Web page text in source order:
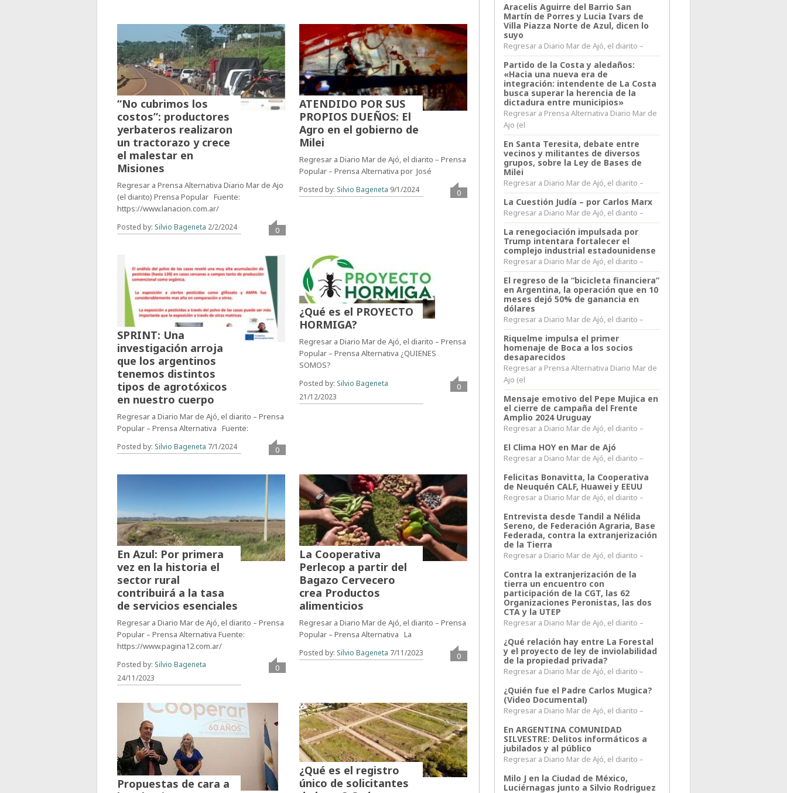
“No cubrimos los
costos”: productores
yerbateros realizaron
un tractorazo y crece
el malestar en
Misiones
Regresar a Prensa Alternativa Diario Mar de Ajo
(el diarito) Prensa Popular Fuente:
https://www.lanacion.com.ar/
Posted by: Silvio Bageneta 2/2/2024 0
ATENDIDO POR SUS
PROPIOS DUEÑOS: El
Agro en el gobierno de
Milei
Regresar a Diario Mar de Ajó, el diarito – Prensa
Popular – Prensa Alternativa por José
Posted by: Silvio Bageneta 9/1/2024 0
SPRINT: Una
investigación arroja
que los argentinos
tenemos distintos
tipos de agrotóxicos
en nuestro cuerpo
Regresar a Diario Mar de Ajó, el diarito – Prensa
Popular – Prensa Alternativa Fuente:
Posted by: Silvio Bageneta 7/1/2024 0
¿Qué es el PROYECTO
HORMIGA?
Regresar a Diario Mar de Ajó, el diarito – Prensa
Popular – Prensa Alternativa ¿QUIENES
SOMOS?
Posted by: Silvio Bageneta
21/12/2023
0
En Azul: Por primera
vez en la historia el
sector rural
contribuirá a la tasa
de servicios esenciales
Regresar a Diario Mar de Ajó, el diarito – Prensa
Popular – Prensa Alternativa Fuente:
https://www.pagina12.com.ar/
Posted by: Silvio Bageneta
24/11/2023
0
La Cooperativa
Perlecop a partir del
Bagazo Cervecero
crea Productos
alimenticios
Regresar a Diario Mar de Ajó, el diarito – Prensa
Popular – Prensa Alternativa La
Posted by: Silvio Bageneta 7/11/2023 0
Propuestas de cara a
¿Qué es el registro
único de solicitantes
Aracelis Aguirre del Barrio San
Martín de Porres y Lucia Ivars de
Villa Piazza Norte de Azul, dicen lo
suyo
Regresar a Diario Mar de Ajó, el diarito –
Partido de la Costa y aledaños:
«Hacia una nueva era de
integración: intendente de La Costa
busca superar la herencia de la
dictadura entre municipios»
Regresar a Prensa Alternativa Diario Mar de
Ajo (el
En Santa Teresita, debate entre
vecinos y militantes de diversos
grupos, sobre la Ley de Bases de
Milei
Regresar a Diario Mar de Ajó, el diarito –
La Cuestión Judía – por Carlos Marx
Regresar a Diario Mar de Ajó, el diarito –
La renegociación impulsada por
Trump intentara fortalecer el
complejo industrial estadounidense
Regresar a Diario Mar de Ajó, el diarito –
El regreso de la “bicicleta financiera”
en Argentina, la operación que en 10
meses dejó 50% de ganancia en
dólares
Regresar a Diario Mar de Ajó, el diarito –
Riquelme impulsa el primer
homenaje de Boca a los socios
desaparecidos
Regresar a Prensa Alternativa Diario Mar de
Ajo (el
Mensaje emotivo del Pepe Mujica en
el cierre de campaña del Frente
Amplio 2024 Uruguay
Regresar a Diario Mar de Ajó, el diarito –
El Clima HOY en Mar de Ajó
Regresar a Diario Mar de Ajó, el diarito –
Felicitas Bonavitta, la Cooperativa
de Neuquén CALF, Huawei y EEUU
Regresar a Diario Mar de Ajó, el diarito –
Entrevista desde Tandil a Nélida
Sereno, de Federación Agraria, Base
Federada, contra la extranjerización
de la Tierra
Regresar a Diario Mar de Ajó, el diarito –
Contra la extranjerización de la
tierra un encuentro con
participación de la CGT, las 62
Organizaciones Peronistas, las dos
CTA y la UTEP
Regresar a Diario Mar de Ajó, el diarito –
¿Qué relación hay entre La Forestal
y el proyecto de ley de inviolabilidad
de la propiedad privada?
Regresar a Diario Mar de Ajó, el diarito –
¿Quién fue el Padre Carlos Mugica?
(Video Documental)
Regresar a Diario Mar de Ajó, el diarito –
En ARGENTINA COMUNIDAD
SILVESTRE: Delitos informáticos a
jubilados y al público
Regresar a Diario Mar de Ajó, el diarito –
Milo J en la Ciudad de México,
Luciérnagas junto a Silvio Rodriguez